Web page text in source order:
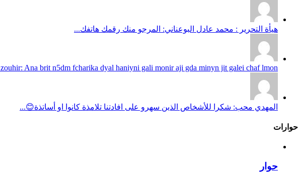
هيأة التحرير : محمد عادل البوعناني: المرجو منك رقمك هاتفك...
zouhir: Ana brit n5dm fcharika dyal haniyni gali monir aji gda minyn jit galei chaf lmon...
المهدي محب: شكرا للأشخاص الذين سهرو على افادتنا تلامذة كانوا او أساتذة😊...
حوارات
حوار